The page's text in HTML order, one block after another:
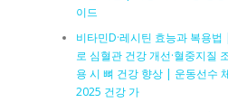
이드
비타민D·레시틴 효능과 복용
로 심혈관 건강 개선·혈중지질
용 시 뼈 건강 향상 | 운동선수
2025 건강 가